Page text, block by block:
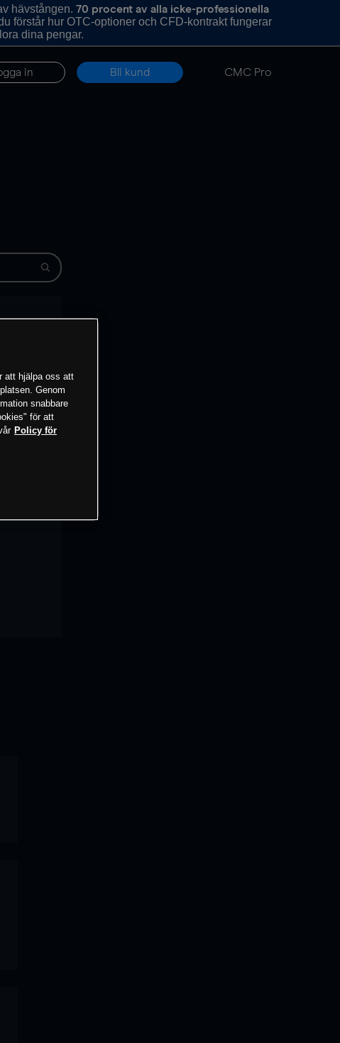
hävstången. 70 procent av alla icke-professionella
förstår hur OTC-optioner och CFD-kontrakt fungerar
dina pengar.
in Bli kund CMC Pro
att hjälpa oss att
Genom
snabbare
för att
Policy för